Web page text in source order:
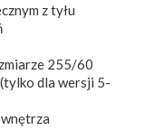
z tyłu
255/60
dla wersji 5-